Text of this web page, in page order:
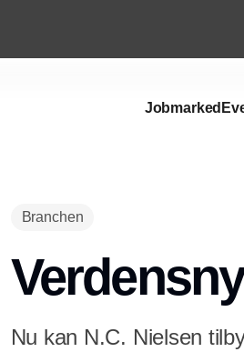
Jobmarked
Branchen
Nu kan N.C. Nielsen